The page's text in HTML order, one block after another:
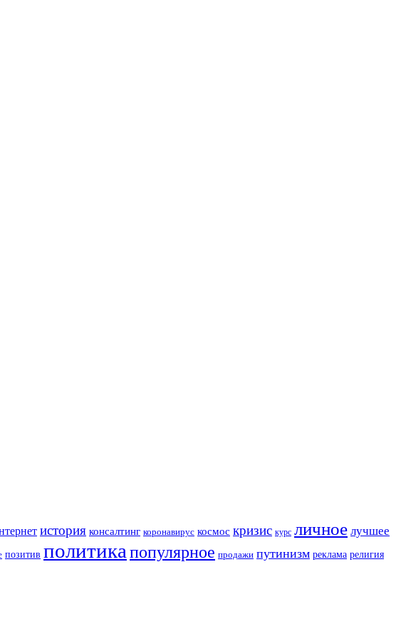
история консалтинг коронавирус космос кризис курс личное лучшее
позитив политика популярное продажи путинизм реклама религия